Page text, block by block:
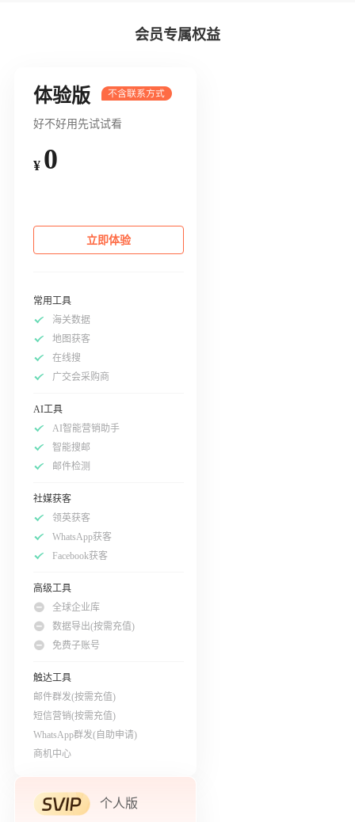
会员专属权益
体验版
好不好用先试试看
¥ 0
立即体验
常用工具
海关数据
地图获客
在线搜
广交会采购商
AI工具
AI智能营销助手
智能搜邮
邮件检测
社媒获客
领英获客
WhatsApp获客
Facebook获客
高级工具
全球企业库
数据导出(按需充值)
免费子账号
触达工具
邮件群发(按需充值)
短信营销(按需充值)
WhatsApp群发(自助申请)
商机中心
个人版